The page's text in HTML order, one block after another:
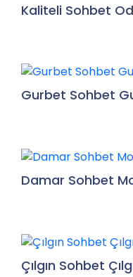
Kaliteli Sohbet
Gurbet Sohbet
Damar Sohbet
Çılgın Sohbet